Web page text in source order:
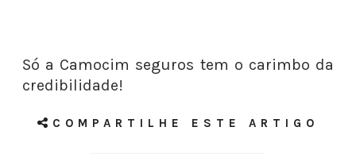
Só a Camocim seguros tem o carimbo da
credibilidade!
COMPARTILHE ESTE ARTIGO